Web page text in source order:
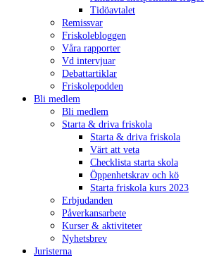
Tidöavtalet
Remissvar
Friskolebloggen
Våra rapporter
Vd intervjuar
Debattartiklar
Friskolepodden
Bli medlem
Bli medlem
Starta & driva friskola
Starta & driva friskola
Värt att veta
Checklista starta skola
Öppenhetskrav och kö
Starta friskola kurs 2023
Erbjudanden
Påverkansarbete
Kurser & aktiviteter
Nyhetsbrev
Juristerna